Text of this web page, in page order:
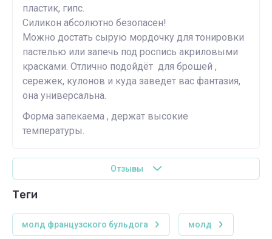
пластик, гипс.
Силикон абсолютно безопасен!
Можно достать сырую мордочку для тонировки
пастелью или запечь под роспись акриловыми
красками. Отлично подойдёт для брошей ,
сережек, кулонов и куда заведет вас фантазия,
она универсальна.
Форма запекаема , держат высокие
температуры.
Отзывы
теги
молд французского бульдога молд